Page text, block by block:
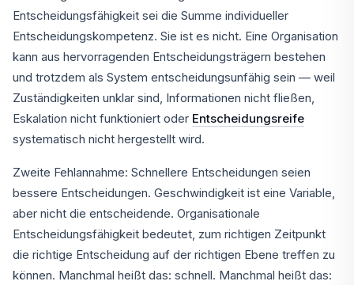
Entscheidungsfähigkeit sei die Summe individueller
Entscheidungskompetenz. Sie ist es nicht. Eine Organisation
kann aus hervorragenden Entscheidungsträgern bestehen
und trotzdem als System entscheidungsunfähig sein — weil
Zuständigkeiten unklar sind, Informationen nicht fließen,
Eskalation nicht funktioniert oder Entscheidungsreife
systematisch nicht hergestellt wird.
Zweite Fehlannahme: Schnellere Entscheidungen seien
bessere Entscheidungen. Geschwindigkeit ist eine Variable,
aber nicht die entscheidende. Organisationale
Entscheidungsfähigkeit bedeutet, zum richtigen Zeitpunkt
die richtige Entscheidung auf der richtigen Ebene treffen zu
können. Manchmal heißt das: schnell. Manchmal heißt das: